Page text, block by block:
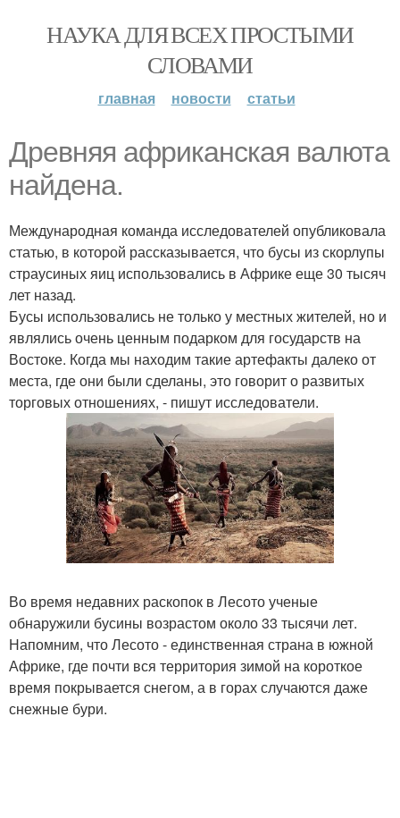
НАУКА ДЛЯ ВСЕХ ПРОСТЫМИ
СЛОВАМИ
главная новости статьи
Древняя африканская валюта
найдена.
Международная команда исследователей опубликовала
статью, в которой рассказывается, что бусы из скорлупы
страусиных яиц использовались в Африке еще 30 тысяч
лет назад.
Бусы использовались не только у местных жителей, но и
являлись очень ценным подарком для государств на
Востоке. Когда мы находим такие артефакты далеко от
места, где они были сделаны, это говорит о развитых
торговых отношениях, - пишут исследователи.
Во время недавних раскопок в Лесото ученые
обнаружили бусины возрастом около 33 тысячи лет.
Напомним, что Лесото - единственная страна в южной
Африке, где почти вся территория зимой на короткое
время покрывается снегом, а в горах случаются даже
снежные бури.